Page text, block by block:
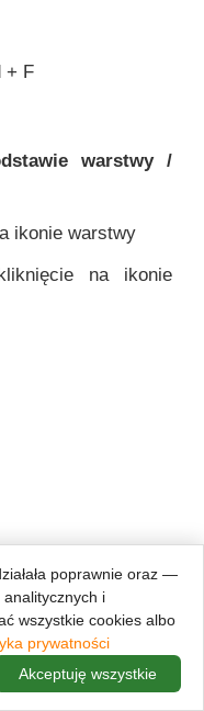
+ F
warstwy /
ikonie warstwy
na ikonie
(FAQ)
poprawnie oraz —
i
wszystkie cookies albo
prywatności
Akceptuję wszystkie